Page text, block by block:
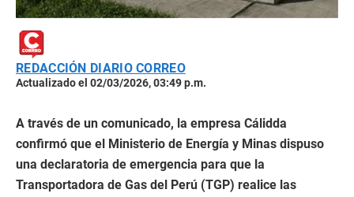
REDACCIÓN DIARIO CORREO
Actualizado el 02/03/2026, 03:49 p.m.
A través de un comunicado, la empresa Cálidda
confirmó que el Ministerio de Energía y Minas dispuso
una declaratoria de emergencia para que la
Transportadora de Gas del Perú (TGP) realice las